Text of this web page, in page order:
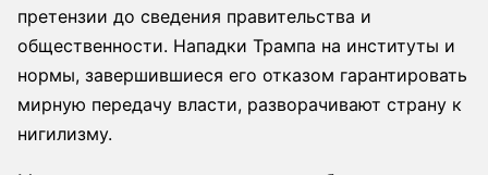
претензии до сведения правительства и
общественности. Нападки Трампа на институты и
нормы, завершившиеся его отказом гарантировать
мирную передачу власти, разворачивают страну к
нигилизму.